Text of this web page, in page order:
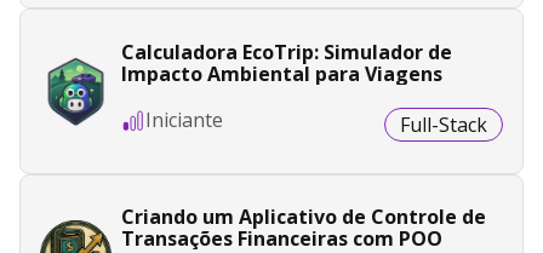
Calculadora EcoTrip: Simulador de
Impacto Ambiental para Viagens
Iniciante
Full-Stack
Criando um Aplicativo de Controle de
Transações Financeiras com POO